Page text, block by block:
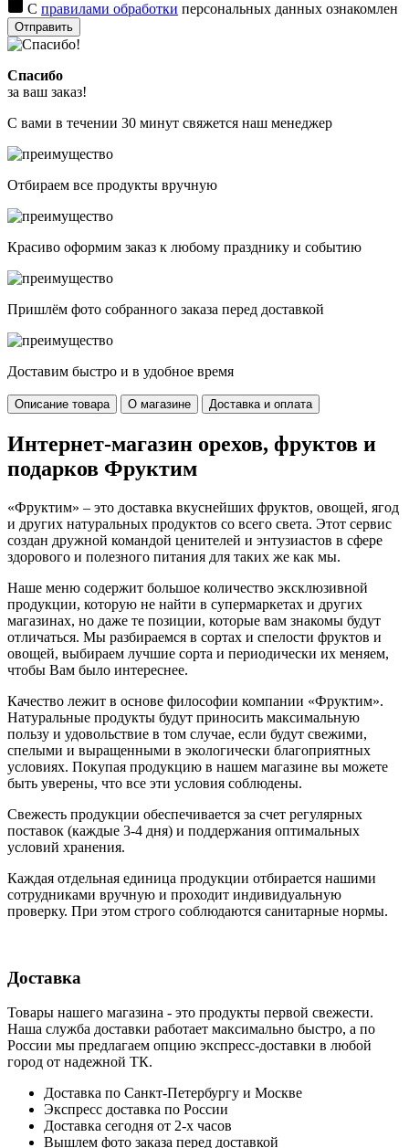
С правилами обработки персональных данных ознакомлен
Отправить
Спасибо
за ваш заказ!
С вами в течении 30 минут свяжется наш менеджер
Отбираем все продукты вручную
Красиво оформим заказ к любому празднику и событию
Пришлём фото собранного заказа перед доставкой
Доставим быстро и в удобное время
Описание товара О магазине Доставка и оплата
Интернет-магазин орехов, фруктов и
подарков Фруктим
«Фруктим» – это доставка вкуснейших фруктов, овощей, ягод
и других натуральных продуктов со всего света. Этот сервис
создан дружной командой ценителей и энтузиастов в сфере
здорового и полезного питания для таких же как мы.
Наше меню содержит большое количество эксклюзивной
продукции, которую не найти в супермаркетах и других
магазинах, но даже те позиции, которые вам знакомы будут
отличаться. Мы разбираемся в сортах и спелости фруктов и
овощей, выбираем лучшие сорта и периодически их меняем,
чтобы Вам было интереснее.
Качество лежит в основе философии компании «Фруктим».
Натуральные продукты будут приносить максимальную
пользу и удовольствие в том случае, если будут свежими,
cпелыми и выращенными в экологически благоприятных
условиях. Покупая продукцию в нашем магазине вы можете
быть уверены, что все эти условия соблюдены.
Свежесть продукции обеспечивается за счет регулярных
поставок (каждые 3-4 дня) и поддержания оптимальных
условий хранения.
Каждая отдельная единица продукции отбирается нашими
сотрудниками вручную и проходит индивидуальную
проверку. При этом строго соблюдаются санитарные нормы.
Доставка
Товары нашего магазина - это продукты первой свежести.
Наша служба доставки работает максимально быстро, а по
России мы предлагаем опцию экспресс-доставки в любой
город от надежной ТК.
Доставка по Санкт-Петербургу и Москве
Экспресс доставка по России
Доставка сегодня от 2-х часов
Вышлем фото заказа перед доставкой